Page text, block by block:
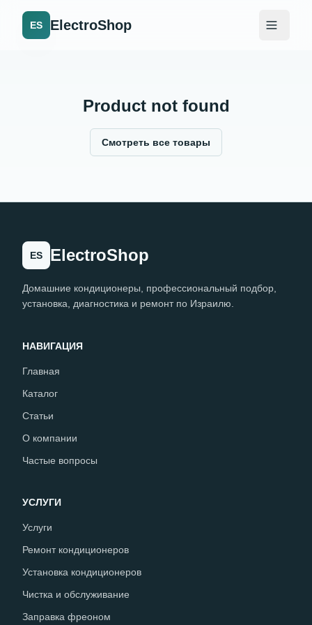
ES ElectroShop
Product not found
Смотреть все товары
ES ElectroShop
Домашние кондиционеры, профессиональный подбор,
установка, диагностика и ремонт по Израилю.
НАВИГАЦИЯ
Главная
Каталог
Статьи
О компании
Частые вопросы
УСЛУГИ
Услуги
Ремонт кондиционеров
Установка кондиционеров
Чистка и обслуживание
Заправка фреоном